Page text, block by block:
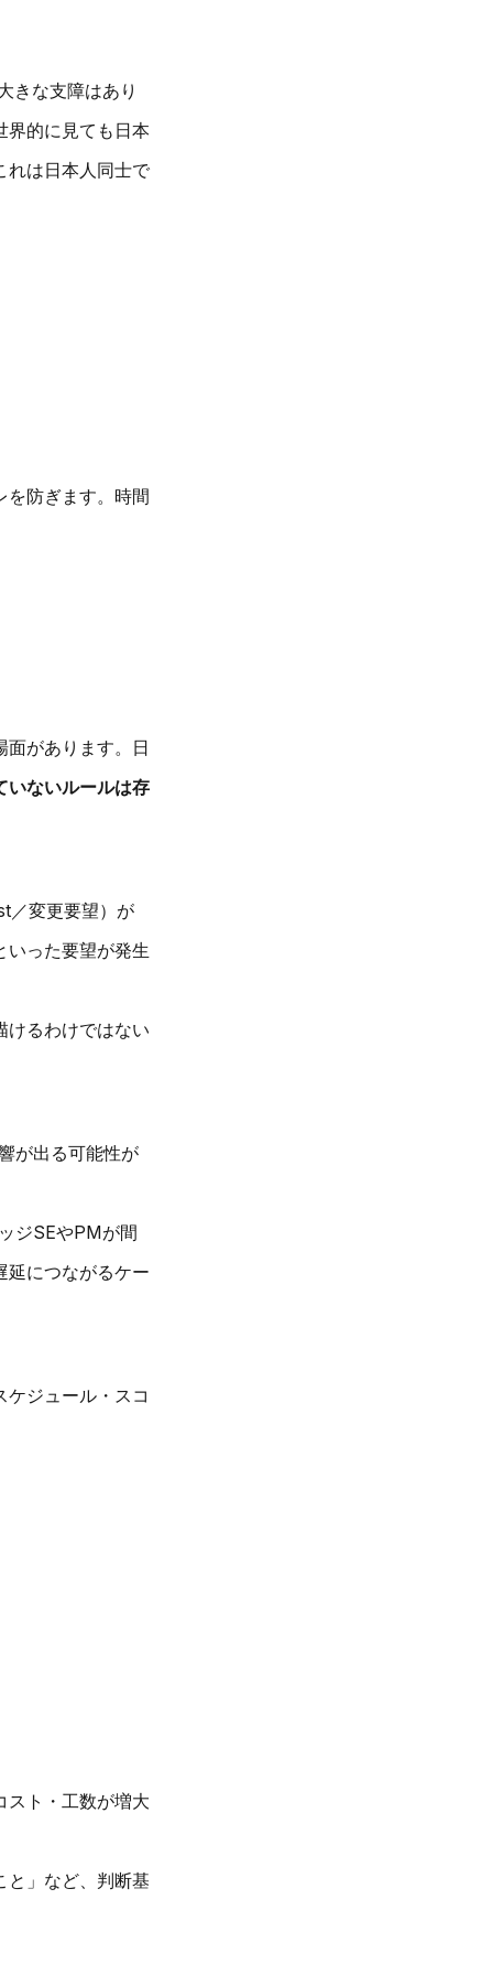
きな支障はあり
界的に見ても日本
れは日本人同士で
を防ぎます。時間
面があります。日
いないルールは存
／変更要望）が
いった要望が発生
けるわけではない
が出る可能性が
ジSEやPMが間
延につながるケー
ジュール・スコ
スト・工数が増大
と」など、判断基